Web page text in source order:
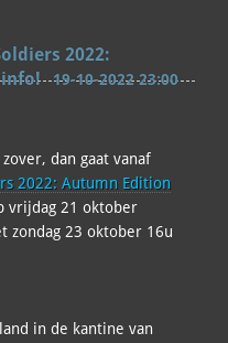
2022:
19-10-2022 23:00
dan gaat vanaf
2022: Autumn Edition
vrijdag 21 oktober
zondag 23 oktober 16u
in de kantine van